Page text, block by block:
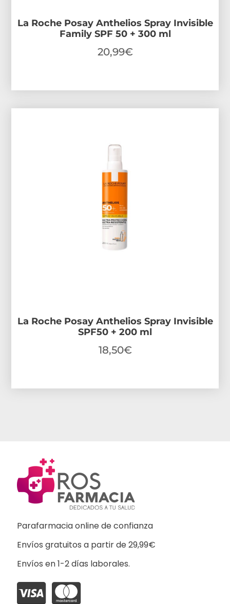
La Roche Posay Anthelios Spray Invisible
Family SPF 50 + 300 ml
20,99€
La Roche Posay Anthelios Spray Invisible
SPF50 + 200 ml
18,50€
Parafarmacia online de confianza
Envíos gratuitos a partir de 29,99€
Envíos en 1-2 días laborales.